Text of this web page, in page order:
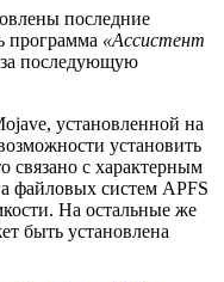
последние
программа «Ассистент
последующую
установленной на
установить
с характерным
файловых систем APFS
На остальные же
быть установлена